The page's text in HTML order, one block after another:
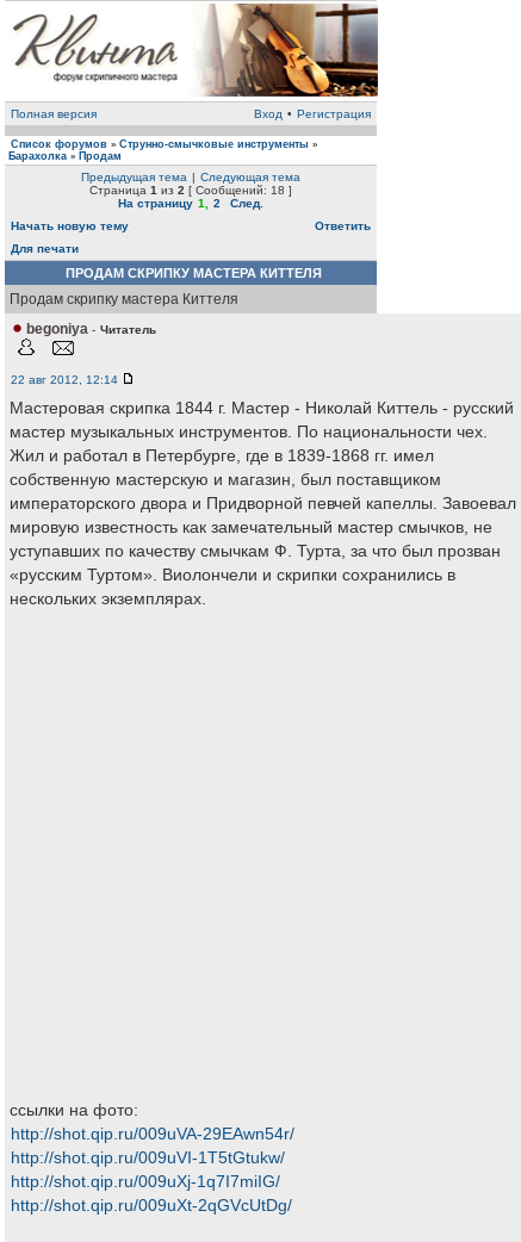
Полная версия Вход • Регистрация
Список форумов » Струнно-смычковые инструменты »
Барахолка » Продам
Предыдущая тема | Следующая тема
Страница 1 из 2 [ Сообщений: 18 ]
На страницу 1 2
След.
Начать новую тему
Ответить
Для печати
ПРОДАМ СКРИПКУ МАСТЕРА КИТТЕЛЯ
Продам скрипку мастера Киттеля
begoniya - Читатель
22 авг 2012, 12:14
Мастеровая скрипка 1844 г. Мастер - Николай Киттель - русский
мастер музыкальных инструментов. По национальности чех.
Жил и работал в Петербурге, где в 1839-1868 гг. имел
собственную мастерскую и магазин, был поставщиком
императорского двора и Придворной певчей капеллы. Завоевал
мировую известность как замечательный мастер смычков, не
уступавших по качеству смычкам Ф. Турта, за что был прозван
«русским Туртом». Виолончели и скрипки сохранились в
нескольких экземплярах.
ссылки на фото:
http://shot.qip.ru/009uVA-29EAwn54r/
http://shot.qip.ru/009uVI-1T5tGtukw/
http://shot.qip.ru/009uXj-1q7I7miIG/
http://shot.qip.ru/009uXt-2qGVcUtDg/